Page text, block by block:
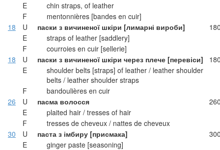
E
chin straps, of leather
F
mentonnières [bandes en cuir]
18
U паски з вичиненої шкіри [лимарні вироби]
E
straps of leather [saddlery]
F
courroies en cuir [sellerie]
18
U паски з вичиненої шкіри через плече [перевіси]
E
shoulder belts [straps] of leather / leather shoulder
belts / leather shoulder straps
F
bandoulières en cuir
26
U пасма волосся
E
plaited hair / tresses of hair
F
tresses de cheveux / nattes de cheveux
30
U паста з імбиру [присмака]
E
ginger paste [seasoning]